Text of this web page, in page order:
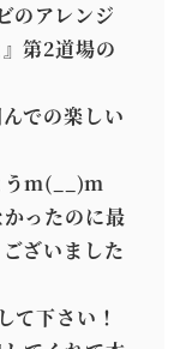
のアレンジ
第2道場の
での楽しい
うm(__)m
ったのに最
ざいました
て下さい！